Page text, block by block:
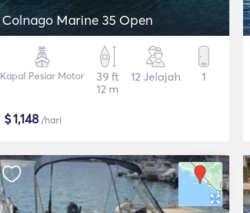
Colnago Marine 35 Open
Kapal Pesiar Motor
39 ft
12 m
12 Jelajah 1
$1,148/hari